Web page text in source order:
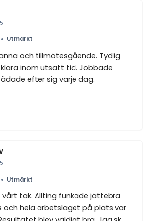
• Utmärkt
och tillmötesgående. Tydlig
inom utsatt tid. Jobbade
efter sig varje dag.
• Utmärkt
vårt tak. Allting funkade jättebra
och hela arbetslaget på plats var